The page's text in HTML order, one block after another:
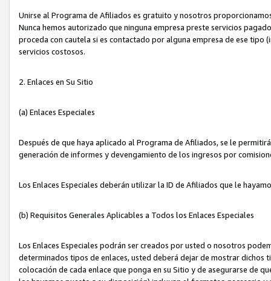
Unirse al Programa de Afiliados es gratuito y nosotros
Nunca hemos autorizado que ninguna empresa preste servicios
proceda con cautela si es contactado por alguna empresa de ese
servicios costosos.
2. Enlaces en Su Sitio
(a) Enlaces Especiales
Después de que haya aplicado al Programa de Afiliados, se le
generación de informes y devengamiento de los ingresos por
Los Enlaces Especiales deberán utilizar la ID de Afiliados que le
(b) Requisitos Generales Aplicables a Todos los Enlaces Especiales
Los Enlaces Especiales podrán ser creados por usted o nosotros
determinados tipos de enlaces, usted deberá dejar de mostrar dichos
colocación de cada enlace que ponga en su Sitio y de asegurarse de